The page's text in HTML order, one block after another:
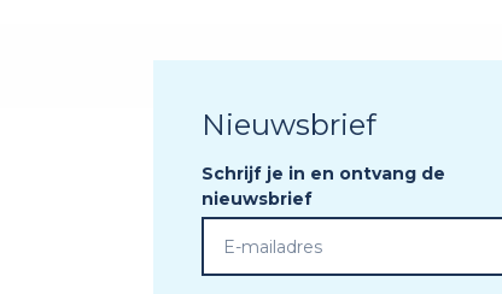
Nieuwsbrief
Schrijf je in en ontvang de
nieuwsbrief